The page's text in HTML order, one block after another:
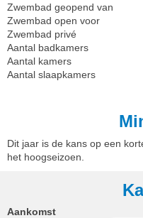
Zwembad geopend van
Zwembad open voor
Zwembad privé
Aantal badkamers
Aantal kamers
Aantal slaapkamers
Dit jaar is de kans op een
het hoogseizoen.
Aankomst